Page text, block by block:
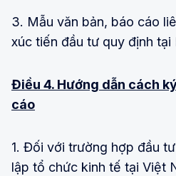
3. Mẫu văn bản, báo cáo
xúc tiến đầu tư quy định tại
Điều 4. Hướng dẫn cách
cáo
1. Đối với trường hợp đầu
lập tổ chức kinh tế tại Việt